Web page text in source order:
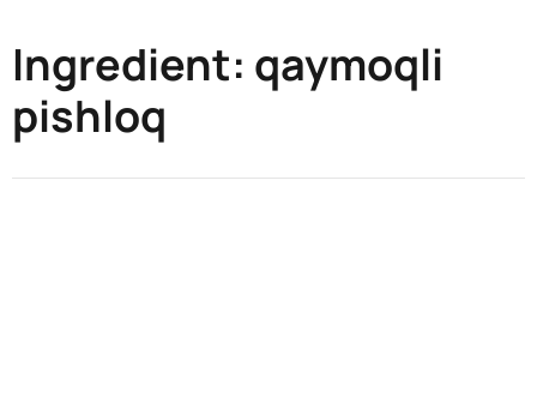
Ingredient: qaymoqli
pishloq